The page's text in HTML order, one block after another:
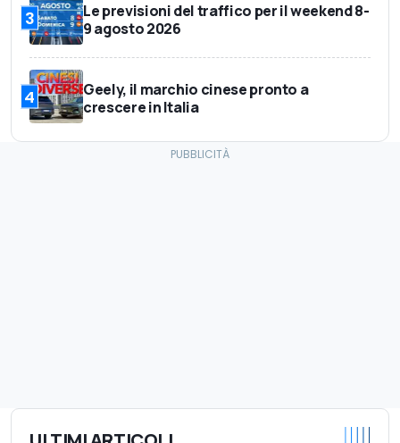
3
Le previsioni del traffico per il weekend 8-
9 agosto 2026
4
Geely, il marchio cinese pronto a
crescere in Italia